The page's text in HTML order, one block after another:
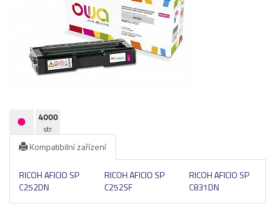
Textilní stuhy
Kazety pro reg. pokladny a bar.válečky
4000
str.
Kompatibilní zařízení
RICOH AFICIO SP
C252DN
RICOH AFICIO SP
C252SF
RICOH AFICIO SP
C831DN